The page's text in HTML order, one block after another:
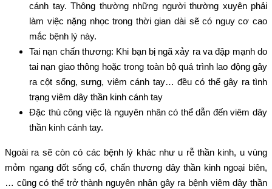
cánh tay. Thông thường những người thường xuyên phải
làm việc nặng nhọc trong thời gian dài sẽ có nguy cơ cao
mắc bệnh lý này.
Tai nạn chấn thương: Khi bạn bị ngã xảy ra va đập mạnh do
tai nạn giao thông hoặc trong toàn bộ quá trình lao động gây
ra cột sống, sưng, viêm cánh tay… đều có thể gây ra tình
trạng viêm dây thần kinh cánh tay
Đặc thù công việc là nguyên nhân có thể dẫn đến viêm dây
thần kinh cánh tay.
Ngoài ra sẽ còn có các bệnh lý khác như u rễ thần kinh, u vùng
mỏm ngang đốt sống cổ, chấn thương dây thần kinh ngoại biên,
… cũng có thể trở thành nguyên nhân gây ra bệnh viêm dây thần